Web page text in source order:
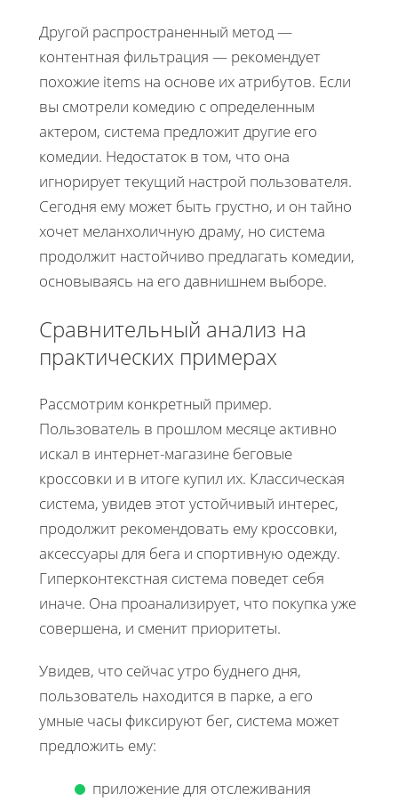
Другой распространенный метод —
контентная фильтрация — рекомендует
похожие items на основе их атрибутов. Если
вы смотрели комедию с определенным
актером, система предложит другие его
комедии. Недостаток в том, что она
игнорирует текущий настрой пользователя.
Сегодня ему может быть грустно, и он тайно
хочет меланхоличную драму, но система
продолжит настойчиво предлагать комедии,
основываясь на его давнишнем выборе.
Сравнительный анализ на
практических примерах
Рассмотрим конкретный пример.
Пользователь в прошлом месяце активно
искал в интернет-магазине беговые
кроссовки и в итоге купил их. Классическая
система, увидев этот устойчивый интерес,
продолжит рекомендовать ему кроссовки,
аксессуары для бега и спортивную одежду.
Гиперконтекстная система поведет себя
иначе. Она проанализирует, что покупка уже
совершена, и сменит приоритеты.
Увидев, что сейчас утро буднего дня,
пользователь находится в парке, а его
умные часы фиксируют бег, система может
предложить ему:
приложение для отслеживания